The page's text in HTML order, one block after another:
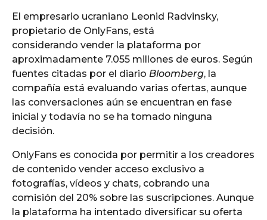
El empresario ucraniano Leonid Radvinsky,
propietario de OnlyFans, está
considerando vender la plataforma por
aproximadamente 7.055 millones de euros. Según
fuentes citadas por el diario Bloomberg, la
compañía está evaluando varias ofertas, aunque
las conversaciones aún se encuentran en fase
inicial y todavía no se ha tomado ninguna
decisión.
OnlyFans es conocida por permitir a los creadores
de contenido vender acceso exclusivo a
fotografías, vídeos y chats, cobrando una
comisión del 20% sobre las suscripciones. Aunque
la plataforma ha intentado diversificar su oferta